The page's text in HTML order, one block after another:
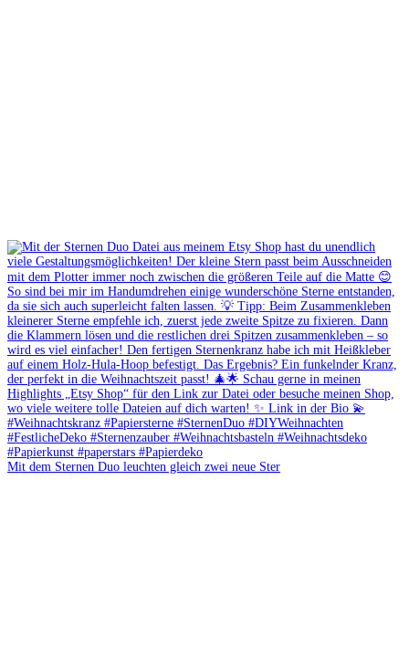
Mit dem Sternen Duo leuchten gleich zwei neue Ster